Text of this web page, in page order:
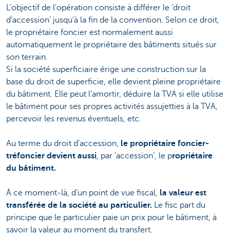
L’objectif de l’opération consiste à différer le ‘droit
d’accession’ jusqu’à la fin de la convention. Selon ce droit,
le propriétaire foncier est normalement aussi
automatiquement le propriétaire des bâtiments situés sur
son terrain.
Si la société superficiaire érige une construction sur la
base du droit de superficie, elle devient pleine propriétaire
du bâtiment. Elle peut l’amortir, déduire la TVA si elle utilise
le bâtiment pour ses propres activités assujetties à la TVA,
percevoir les revenus éventuels, etc.
Au terme du droit d’accession, le propriétaire foncier-
tréfoncier devient aussi , par ‘accession’, le propriétaire
du bâtiment.
À ce moment-là, d’un point de vue fiscal, la valeur est
transférée de la société au particulier.
Le fisc part du
principe que le particulier paie un prix pour le bâtiment, à
savoir la valeur au moment du transfert.